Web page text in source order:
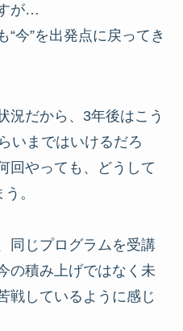
が…
今”を出発点に戻ってき
況だから、3年後はこう
いまではいけるだろ
回やっても、どうして
。
同じプログラムを受講
の積み上げではなく未
戦しているように感じ